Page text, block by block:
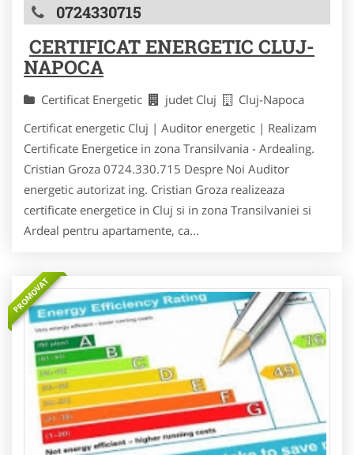
0724330715
CERTIFICAT ENERGETIC CLUJ-
NAPOCA
Certificat Energetic judet Cluj
Cluj-Napoca
Certificat energetic Cluj | Auditor energetic | Realizam
Certificate Energetice in zona Transilvania - Ardealing.
Cristian Groza 0724.330.715 Despre Noi Auditor
energetic autorizat ing. Cristian Groza realizeaza
certificate energetice in Cluj si in zona Transilvaniei si
Ardeal pentru apartamente, ca...
PROMOVAT